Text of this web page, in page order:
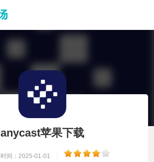
anycast苹果下载
时间：2025-01-01